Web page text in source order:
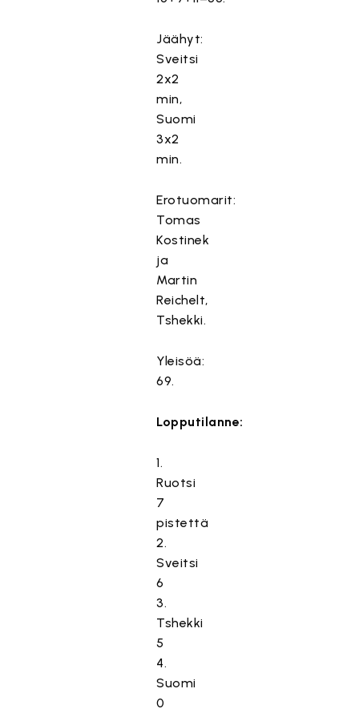
Jäähyt:
Sveitsi
2x2
min,
Suomi
3x2
min.
Erotuomarit:
Tomas
Kostinek
ja
Martin
Reichelt,
Tshekki.
Yleisöä:
69.
Lopputilanne:
1.
Ruotsi
7
pistettä
2.
Sveitsi
6
3.
Tshekki
5
4.
Suomi
0